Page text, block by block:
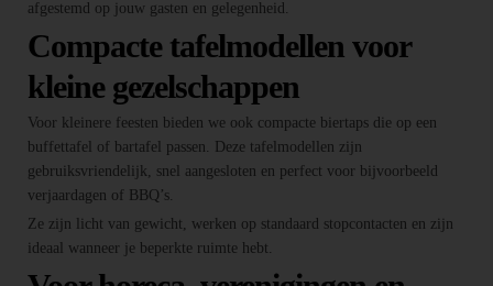
afgestemd op jouw gasten en gelegenheid.
Compacte tafelmodellen voor
kleine gezelschappen
Voor kleinere feesten bieden we ook compacte biertaps die op een
buffettafel of bartafel passen. Deze tafelmodellen zijn
gebruiksvriendelijk, snel aangesloten en perfect voor bijvoorbeeld
verjaardagen of BBQ’s.
Ze zijn licht van gewicht, werken op standaard stopcontacten en zijn
ideaal wanneer je beperkte ruimte hebt.